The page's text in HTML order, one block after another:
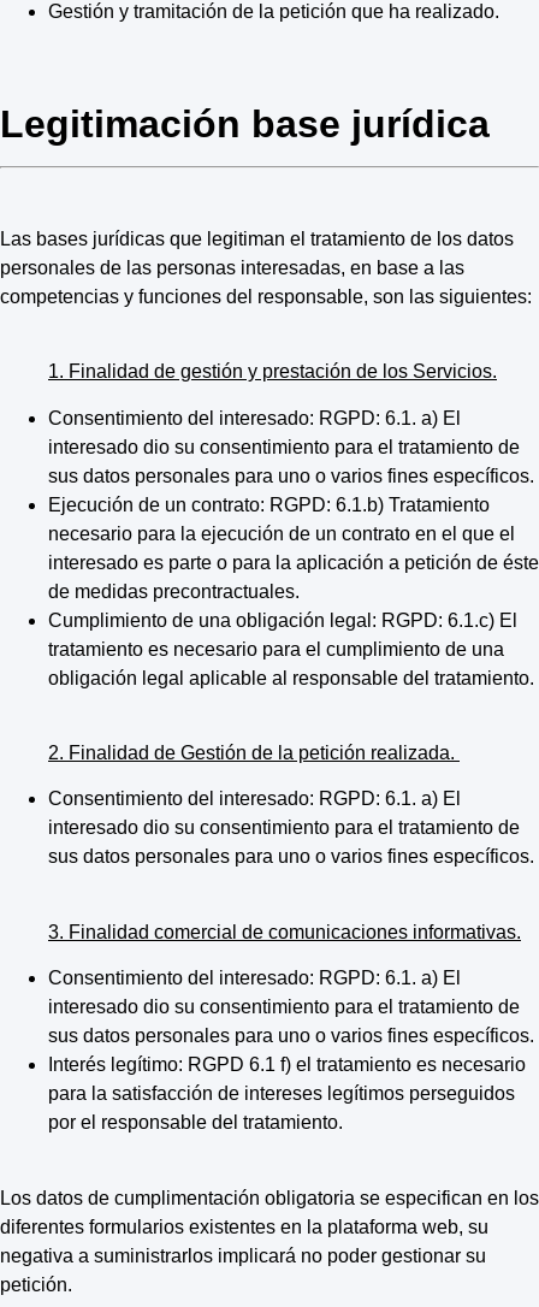
Gestión y tramitación de la petición que ha realizado.
Legitimación base jurídica
Las bases jurídicas que legitiman el tratamiento de los datos
personales de las personas interesadas, en base a las
competencias y funciones del responsable, son las siguientes:
1. Finalidad de gestión y prestación de los Servicios.
Consentimiento del interesado: RGPD: 6.1. a) El
interesado dio su consentimiento para el tratamiento de
sus datos personales para uno o varios fines específicos.
Ejecución de un contrato: RGPD: 6.1.b) Tratamiento
necesario para la ejecución de un contrato en el que el
interesado es parte o para la aplicación a petición de éste
de medidas precontractuales.
Cumplimiento de una obligación legal: RGPD: 6.1.c) El
tratamiento es necesario para el cumplimiento de una
obligación legal aplicable al responsable del tratamiento.
2. Finalidad de Gestión de la petición realizada.
Consentimiento del interesado: RGPD: 6.1. a) El
interesado dio su consentimiento para el tratamiento de
sus datos personales para uno o varios fines específicos.
3. Finalidad comercial de comunicaciones informativas.
Consentimiento del interesado: RGPD: 6.1. a) El
interesado dio su consentimiento para el tratamiento de
sus datos personales para uno o varios fines específicos.
Interés legítimo: RGPD 6.1 f) el tratamiento es necesario
para la satisfacción de intereses legítimos perseguidos
por el responsable del tratamiento.
Los datos de cumplimentación obligatoria se especifican en los
diferentes formularios existentes en la plataforma web, su
negativa a suministrarlos implicará no poder gestionar su
petición.